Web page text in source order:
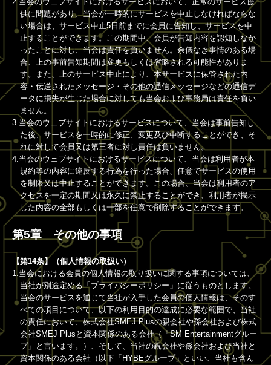
供に問題があり、当会が一時的にサービスを中止しなければならな
い場合は、サービス中止5日前までに会員に告知し、サービスを中
止することができます。この期間中、会員が告知内容を認知しなか
ったことに対し、当会は責任を負いません。余儀なき事情のある場
合、上の事前告知期間は変更もしくは省略される可能性がありま
す。また、上のサービス中止により、本サービスに保管された内
容・伝送されたメッセージ・その他の通信メッセージなどの通信デ
ータに損失が生じた場合に対しても当会および事務局は責任を負い
ません。
3.当会のウェブサイトにおけるサービスについて、当会は事前告知し
た後、サービスを一時的に修正、変更及び中断することができ、そ
れに対して会員又は第三者に対し責任は負いません。
4.当会のウェブサイトにおけるサービスについて、当会は利用者が本
規約等の内容に違反する行為を行った場合、任意でサービスの使用
を制限又は中止することができます。この場合、当会は利用者のア
クセスを一定の期間又は永久に禁止することができ、利用者が掲示
した内容の全部もしくは一部を任意で削除することができます。
第5章 その他の事項
【第14条】（個人情報の取扱い）
1.当会における会員の個人情報の取り扱いに関する事項については、
当社が別途定める「プライバシーポリシー」に従うものとします。
当会のサービスを通じて当社が入手した会員の個人情報は、そのす
べての項目について、以下の利用目的の達成に必要な範囲で、当社
の責任において、株式会社SMEJ Plusの親会社や孫会社および株式
会社SMEJ Plusと資本関係のある会社（「SM Entertainmentグルー
プ」と言います。）、そして、当社の親会社や孫会社および当社と
資本関係のある会社（以下「HYBEグループ」といい、当社も含ん